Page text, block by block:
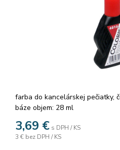
farba do kancelárskej pečiatky,
báze objem: 28 ml
3,69 € s DPH / KS
3 € bez DPH / KS